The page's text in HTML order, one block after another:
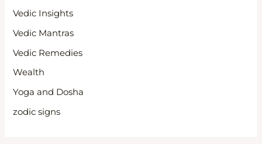
Vedic Insights
Vedic Mantras
Vedic Remedies
Wealth
Yoga and Dosha
zodic signs